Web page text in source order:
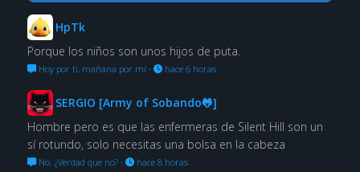
HpTk
Porque los niños son unos hijos de puta.
Hoy por ti, mañana por mí· hace 6 horas
SERGIO [Army of Sobando🐸]
Hombre pero es que las enfermeras de Silent Hill son un
sí rotundo, solo necesitas una bolsa en la cabeza
No. ¿Verdad que no?· hace 8 horas